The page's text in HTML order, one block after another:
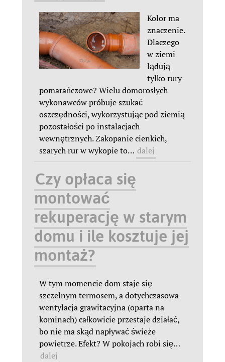
Kolor ma
znaczenie.
Dlaczego
w ziemi
lądują
tylko rury
pomarańczowe? Wielu domorosłych
wykonawców próbuje szukać
oszczędności, wykorzystując pod ziemią
pozostałości po instalacjach
wewnętrznych. Zakopanie cienkich,
szarych rur w wykopie to… dalej
Czy opłaca się
montować
rekuperację w starym
domu i ile kosztuje jej
montaż?
W tym momencie dom staje się
szczelnym termosem, a dotychczasowa
wentylacja grawitacyjna (oparta na
kominach) całkowicie przestaje działać,
bo nie ma skąd napływać świeże
powietrze. Efekt? W pokojach robi się…
dalej